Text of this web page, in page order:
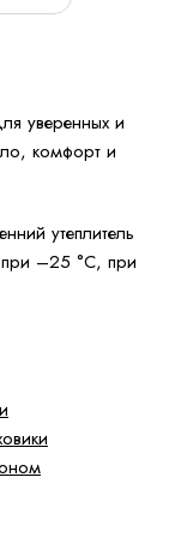
уверенных и
комфорт и
утеплитель
при –25 °C, при
энергии
центральным